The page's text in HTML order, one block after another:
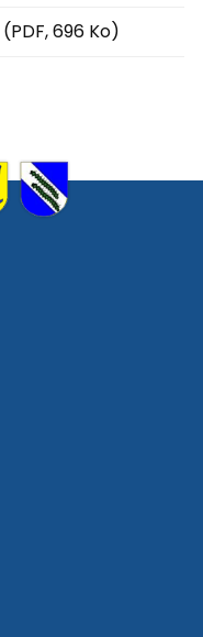
(PDF, 696 Ko)